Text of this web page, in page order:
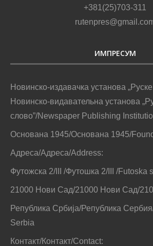
+381(25)703-311
ИМПРЕСУМ
Новинско-издавачка установа
Новинско-видавательна установа
слово”/Newspaper Publishing
Основана 1945/Основана 1945/
Адреса/Адреса/Address:
Футожска 2/III /Футошка 2/III /Futoska
21000 Нови Сад/21000 Нови Сад/
Република Србија/Република
Serbia
Контакт/Контакт/Contact: